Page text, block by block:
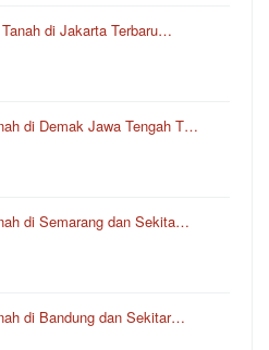
di Jakarta Terbaru…
di Demak Jawa Tengah T…
di Semarang dan Sekita…
di Bandung dan Sekitar…